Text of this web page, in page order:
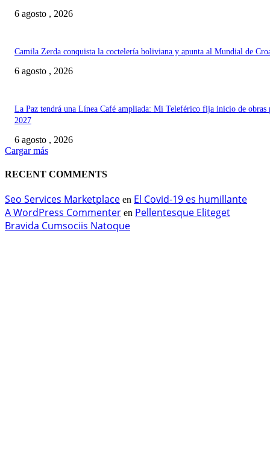
6 agosto , 2026
Camila Zerda conquista la coctelería boliviana y apunta al Mundial de
6 agosto , 2026
La Paz tendrá una Línea Café ampliada: Mi Teleférico fija inicio de obras
2027
6 agosto , 2026
Cargar más
RECENT COMMENTS
Seo Services Marketplace en El Covid-19 es humillante
A WordPress Commenter en Pellentesque Eliteget
Bravida Cumsociis Natoque